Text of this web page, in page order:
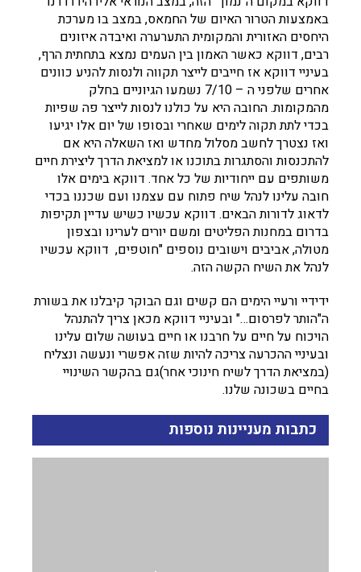
באמצעות הטרור האיום של החמאס, במצב בו מערכת
היחסים האזורית והמקומית התערערה ואיבדה איזונים
רבים, דווקא כאשר האמון בין העמים נמצא בתחתית הרף,
בעיניי דווקא אז חייבים לייצר תקווה ולנסות להניע כוונים
אחרים שלפני ה – 7/10 נשמעו הגיוניים בחלק
מהמקומות. החובה היא על כולנו לנסות לייצר פה שפיות
בכדי לתת תקוה לימים שאחרי ובסופו של יום אלו יגיעו
ואז נצטרך לחשב מסלול מחדש ואז השאלה היא אם
להתכנסות והסתגרות בתוכנו או למציאת הדרך ליצירת חיים
משותפים עם ייחודיות של כל אחד. דווקא בימים אלו
חובה עלינו לנהל שיח פתוח עם עצמנו ועם שכננו בכדי
לדאוג לדורות הבאים. דווקא עכשיו כשיש עדיין תקיפות
בדרום במחנות הפליטים ומשם יורים לערינו ובצפון
מטולה, אביבים וישובים נוספים "חוטפים, דווקא עכשיו
לנהל את השיח הקשה הזה.
ידידיי ורעיי הימים הם קשים וגם הבוקר קיבלנו את בשורת
ה"הותר לפרסום…" ובעיניי דווקא מכאן צריך להתנהל
הויכוח על חיים על חרבנו או חיים בעושה שלום עלינו
ובעיניי ההכרעה צריכה להיות שזה אפשרי ונעשה ונצליח
(במציאת הדרך לשיח חינוכי אחר)גם בהקשר השינויי
בחיים בשכונה שלנו.
כתבות מעניינות נוספות